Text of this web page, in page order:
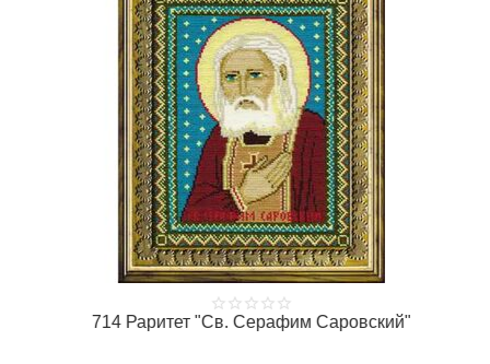
714 Раритет "Св. Серафим Саровский"